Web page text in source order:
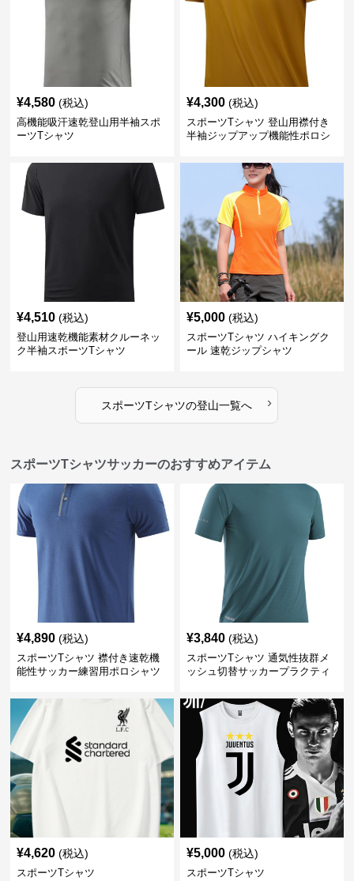
¥4,580 (税込)
高機能吸汗速乾登山用半袖スポ
ーツTシャツ
¥4,300 (税込)
スポーツTシャツ 登山用襟付き
半袖ジップアップ機能性ポロシ
¥4,510 (税込)
登山用速乾機能素材クルーネッ
ク半袖スポーツTシャツ
¥5,000 (税込)
スポーツTシャツ ハイキングク
ール 速乾ジップシャツ
スポーツTシャツの登山一覧へ ›
スポーツTシャツサッカーのおすすめアイテム
¥4,890 (税込)
スポーツTシャツ 襟付き速乾機
能性サッカー練習用ポロシャツ
¥3,840 (税込)
スポーツTシャツ 通気性抜群メ
ッシュ切替サッカープラクティ
¥4,620 (税込)
スポーツTシャツ
¥5,000 (税込)
スポーツTシャツ